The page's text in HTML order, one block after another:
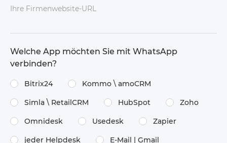
Ihre Firmenwebsite-URL
Welche App möchten Sie mit WhatsApp
verbinden?
Bitrix24 Kommo \​ amoCRM
Simla \​ RetailCRM HubSpot Zoho
Omnidesk Usedesk Zapier
jeder Helpdesk E-Mail | Gmail